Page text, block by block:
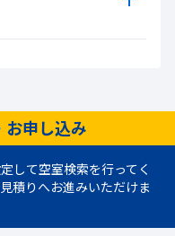
お申し込み
して空室検索を行ってく
積りへお進みいただけま